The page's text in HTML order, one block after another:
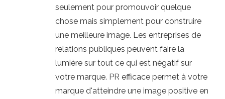
seulement pour promouvoir quelque
chose mais simplement pour construire
une meilleure image. Les entreprises de
relations publiques peuvent faire la
lumière sur tout ce qui est négatif sur
votre marque. PR efficace permet à votre
marque d'atteindre une image positive en